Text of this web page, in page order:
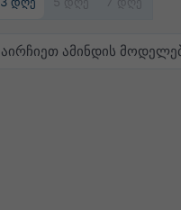
აირჩიეთ ამინდის